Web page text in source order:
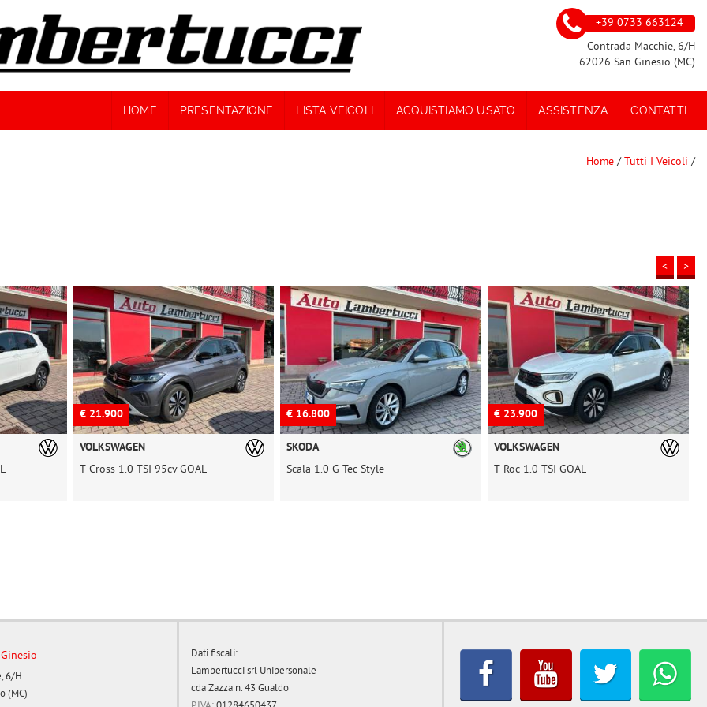
+39 0733 663124
Contrada Macchie, 6/H
62026 San Ginesio (MC)
HOME PRESENTAZIONE LISTA VEICOLI ACQUISTIAMO USATO ASSISTENZA CONTATTI
Home /Tutti I Veicoli /
< >
€ 21.900
VOLKSWAGEN
T-Cross 1.0 TSI 95cv GOAL
€ 16.800
SKODA
Scala 1.0 G-Tec Style
€ 23.900
VOLKSWAGEN
T-Roc 1.0 TSI GOAL
6/H
(MC)
Dati fiscali:
Lambertucci srl Unipersonale
cda Zazza n. 43 Gualdo